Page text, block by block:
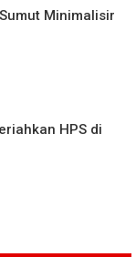
Minimalisir
HPS di